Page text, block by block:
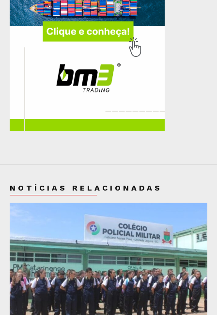
NOTÍCIAS RELACIONADAS